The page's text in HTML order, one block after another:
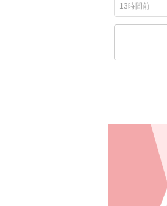
うに強度を
信
数
ポ
ス
13時間前